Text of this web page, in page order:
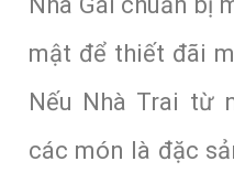
mật để thiết đãi
Nếu Nhà Trai từ
các món là đặc